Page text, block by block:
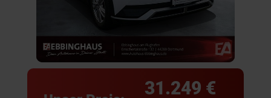
31.249 €